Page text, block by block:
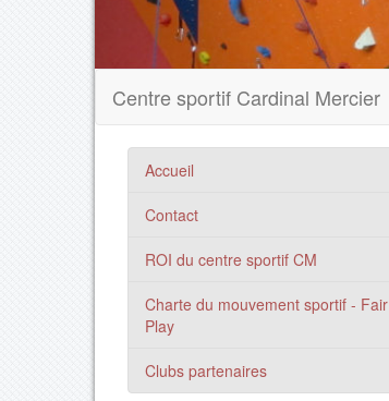
Centre sportif Cardinal Mercier
Accueil
Contact
ROI du centre sportif CM
Charte du mouvement sportif - Fair
Play
Clubs partenaires